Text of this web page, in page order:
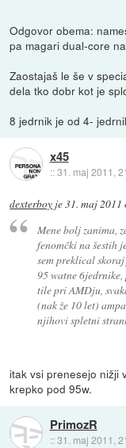
Odgovor obema:
pa magari dual-core
Zaostajaš le še v
dela tko dobr kot je
8 jedrnik je od 4-
x45
::31. maj 2011,
dexterboy je31. maj 2011
Mene bolj zanima,
fenomčki na šestih
sem preklical
95 watne 6jedrnike,
tile pri AMDju,
(nak že 10 let)
njihovi spletni
itak vsi prenesejo nižji
krepko pod 95w.
PrimozR
::31. maj 2011,